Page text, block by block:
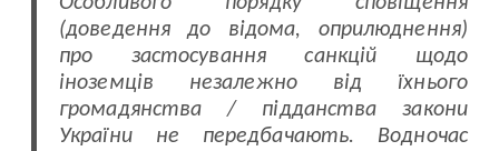
(доведення до відома, оприлюднення)
про застосування санкцій щодо
іноземців незалежно від їхнього
громадянства / підданства закони
України не передбачають. Водночас